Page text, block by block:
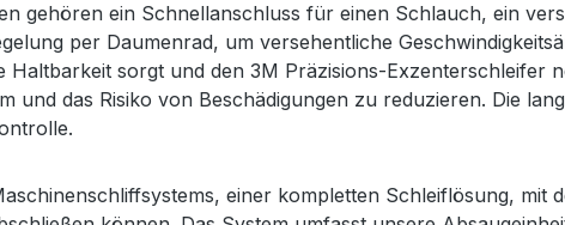
gehören ein Schnellanschluss für einen Schlauch, ein
per Daumenrad, um versehentliche
sorgt und den 3M Präzisions-Exzenterschleifer
das Risiko von Beschädigungen zu reduzieren. Die
einer kompletten Schleiflösung, mit